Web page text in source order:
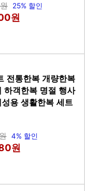
25% 할인
원
전통한복 개량한복
하객한복 명절 행사
용 생활한복 세트
4% 할인
원